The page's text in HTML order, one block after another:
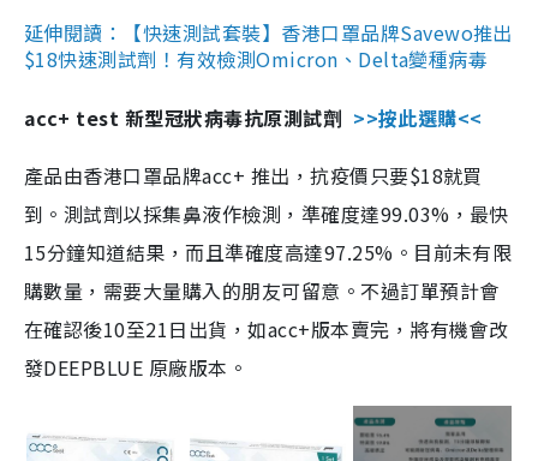
延伸閱讀：【快速測試套裝】香港口罩品牌Savewo推出
$18快速測試劑！有效檢測Omicron、Delta變種病毒
acc+ test 新型冠狀病毒抗原測試劑 >>按此選購<<
產品由香港口罩品牌acc+ 推出，抗疫價只要$18就買
到。測試劑以採集鼻液作檢測，準確度達99.03%，最快
15分鐘知道結果，而且準確度高達97.25%。目前未有限
購數量，需要大量購入的朋友可留意。不過訂單預計會
在確認後10至21日出貨，如acc+版本賣完，將有機會改
發DEEPBLUE 原廠版本。